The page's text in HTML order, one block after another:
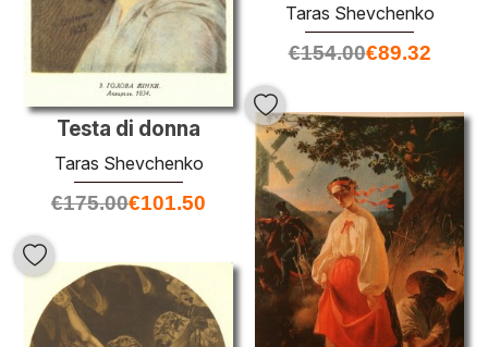
Taras Shevchenko
€154.00€89.32
Testa di donna
Taras Shevchenko
€175.00€101.50